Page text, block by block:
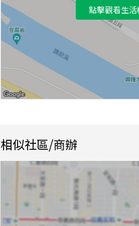
點擊觀看生
相似社區/商辦